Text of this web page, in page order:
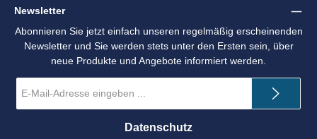
Newsletter
Abonnieren Sie jetzt einfach unseren regelmäßig erscheinenden
Newsletter und Sie werden stets unter den Ersten sein, über
neue Produkte und Angebote informiert werden.
Mail-
*
Datenschutz